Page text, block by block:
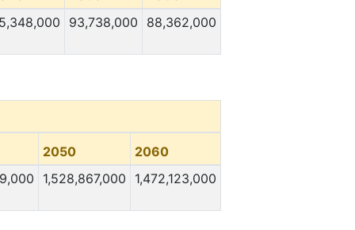
93,738,000 88,362,000
2050
2060
1,528,867,000 1,472,123,000